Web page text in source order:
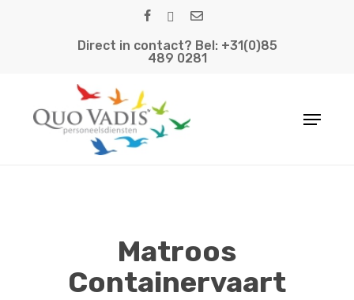
Direct in contact? Bel: +31(0)85
489 0281
Menu
Matroos
Containervaart